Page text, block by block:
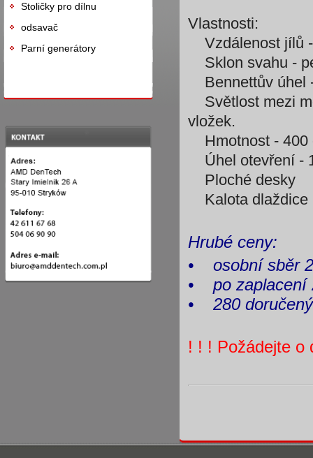
Stoličky pro dílnu
odsavač
Parní generátory
Vlastnosti:
Vzdálenost jílů -
Sklon svahu -
Bennettův úhel
Světlost mezi
vložek.
Hmotnost - 400
Úhel otevření -
Ploché desky
Kalota dlaždice
Hrubé ceny:
• osobní sběr
• po zaplacení
• 280
! ! ! Požádejte o